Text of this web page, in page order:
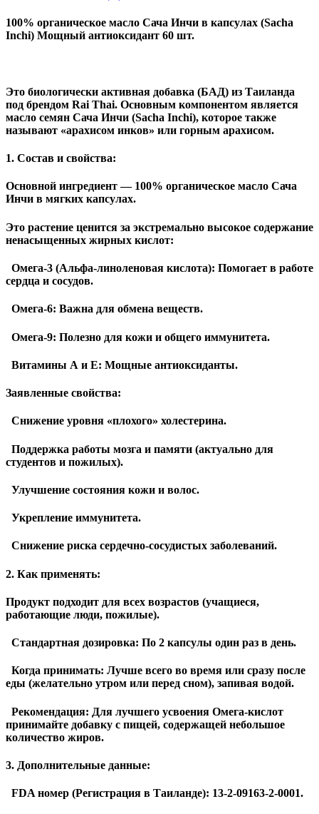
100% органическое масло Сача Инчи в капсулах (Sacha
Inchi) Мощный антиоксидант 60 шт.
Это биологически активная добавка (БАД) из Таиланда
под брендом Rai Thai. Основным компонентом является
масло семян Сача Инчи (Sacha Inchi), которое также
называют «арахисом инков» или горным арахисом.
1. Состав и свойства:
Основной ингредиент — 100% органическое масло Сача
Инчи в мягких капсулах.
Это растение ценится за экстремально высокое содержание
ненасыщенных жирных кислот:
Омега-3 (Альфа-линоленовая кислота): Помогает в работе
сердца и сосудов.
Омега-6: Важна для обмена веществ.
Омега-9: Полезно для кожи и общего иммунитета.
Витамины А и Е: Мощные антиоксиданты.
Заявленные свойства:
Снижение уровня «плохого» холестерина.
Поддержка работы мозга и памяти (актуально для
студентов и пожилых).
Улучшение состояния кожи и волос.
Укрепление иммунитета.
Снижение риска сердечно-сосудистых заболеваний.
2. Как применять:
Продукт подходит для всех возрастов (учащиеся,
работающие люди, пожилые).
Стандартная дозировка: По 2 капсулы один раз в день.
Когда принимать: Лучше всего во время или сразу после
еды (желательно утром или перед сном), запивая водой.
Рекомендация: Для лучшего усвоения Омега-кислот
принимайте добавку с пищей, содержащей небольшое
количество жиров.
3. Дополнительные данные:
FDA номер (Регистрация в Таиланде): 13-2-09163-2-0001.